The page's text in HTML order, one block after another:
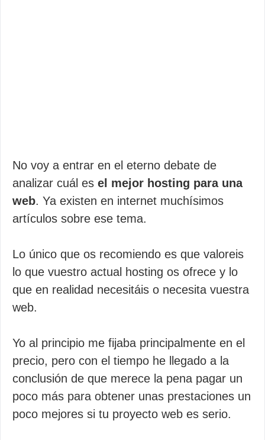
No voy a entrar en el eterno debate de
analizar cuál es el mejor hosting para una
web. Ya existen en internet muchísimos
artículos sobre ese tema.
Lo único que os recomiendo es que valoreis
lo que vuestro actual hosting os ofrece y lo
que en realidad necesitáis o necesita vuestra
web.
Yo al principio me fijaba principalmente en el
precio, pero con el tiempo he llegado a la
conclusión de que merece la pena pagar un
poco más para obtener unas prestaciones un
poco mejores si tu proyecto web es serio.